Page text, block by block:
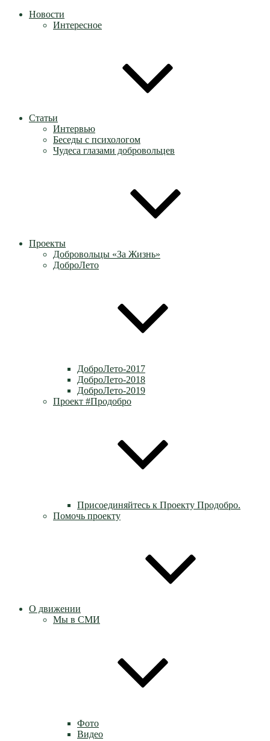
Новости
Интересное
Статьи
Интервью
Беседы с психологом
Чудеса глазами добровольцев
Проекты
Добровольцы «За Жизнь»
ДоброЛето
ДоброЛето-2017
ДоброЛето-2018
ДоброЛето-2019
Проект #Продобро
Присоединяйтесь к Проекту Продобро.
Помочь проекту
О движении
Мы в СМИ
Фото
Видео